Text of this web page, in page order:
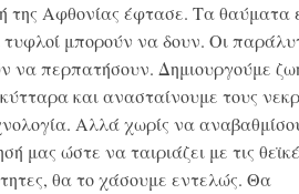
της Αφθονίας έφτασε. Τα θαύματα
μπορούν να δουν. Οι
να περπατήσουν. Δημιουργούμε
και ανασταίνουμε τους
Αλλά χωρίς να
μας ώστε να ταιριάζει με τις
θα το χάσουμε εντελώς. Θα